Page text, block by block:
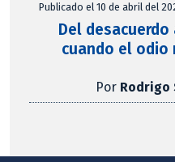
Publicado el 10 de abril del
Del
cuando el odio
Por Rodrigo